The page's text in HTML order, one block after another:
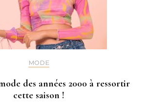
MODE
des années 2000 à ressortir
cette saison !